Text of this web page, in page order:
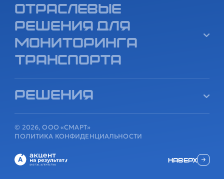
Отраслевые
решения для
мониторинга
транспорта
Решения
наверх
© 2026, ООО «СМАРТ»
ПОЛИТИКА КОНФИДЕНЦИАЛЬНОСТИ